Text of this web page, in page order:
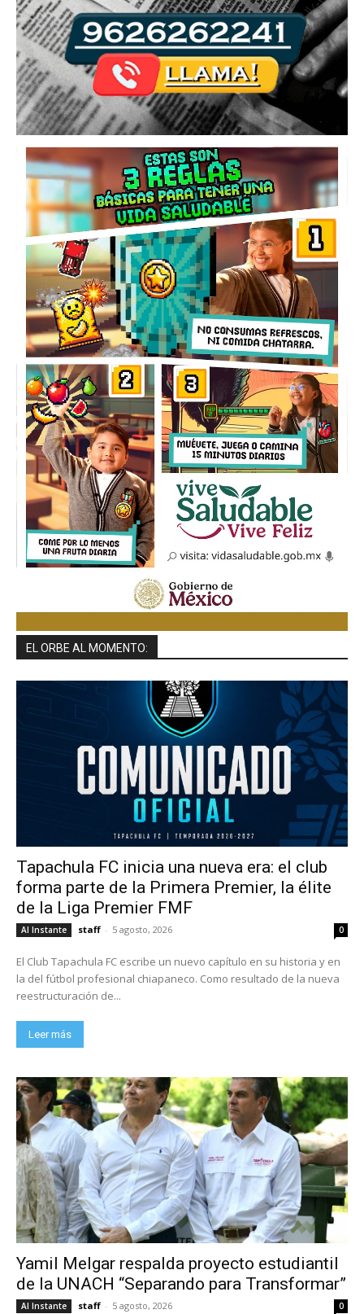
EL ORBE AL MOMENTO:
Tapachula FC inicia una nueva era: el club
forma parte de la Primera Premier, la élite
de la Liga Premier FMF
Al Instante staff - 5 agosto, 2026 0
El Club Tapachula FC escribe un nuevo capítulo en su historia y en
la del fútbol profesional chiapaneco. Como resultado de la nueva
reestructuración de...
Leer más
Yamil Melgar respalda proyecto estudiantil
de la UNACH “Separando para Transformar”
Al Instante staff - 5 agosto, 2026 0